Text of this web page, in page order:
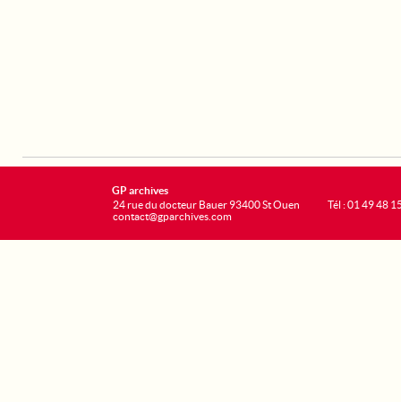
GP archives
24 rue du docteur Bauer 93400 St Ouen
contact@gparchives.com
Tél : 01 49 48